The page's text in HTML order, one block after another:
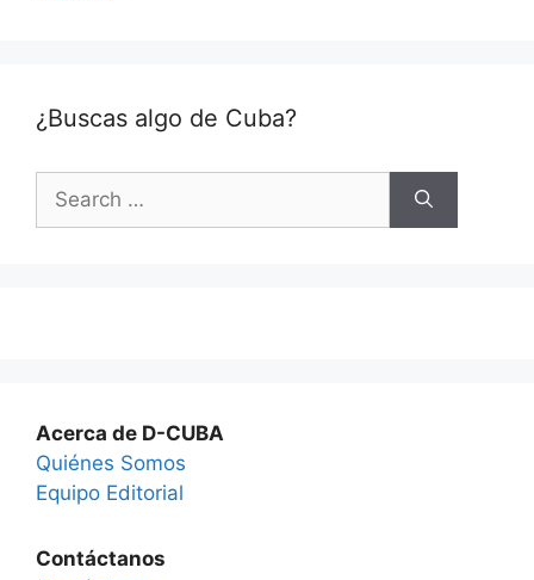
¿Buscas algo de Cuba?
for:
Acerca de D-CUBA
Quiénes Somos
Equipo Editorial
Contáctanos